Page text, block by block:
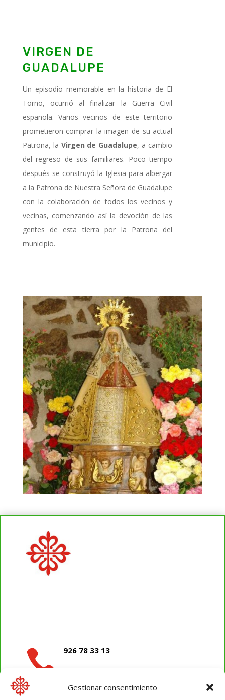
Gestionar consentimiento
VIRGEN DE
GUADALUPE
Un episodio memorable en la historia de El
Torno, ocurrió al finalizar la Guerra Civil
española. Varios vecinos de este territorio
prometieron comprar la imagen de su actual
Patrona, la Virgen de Guadalupe, a cambio
del regreso de sus familiares. Poco tiempo
después se construyó la Iglesia para albergar
a la Patrona de Nuestra Señora de Guadalupe
con la colaboración de todos los vecinos y
vecinas, comenzando así la devoción de las
gentes de esta tierra por la Patrona del
municipio.
 926 78 33 13
ayto_eltorno@dipucr.es